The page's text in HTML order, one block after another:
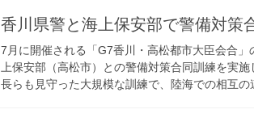
香川県警と海上保安部で警備対
7月に開催される「G7香川・高松都市大臣会合
上保安部（高松市）との警備対策合同訓練を実
長らも見守った大規模な訓練で、陸海での相互